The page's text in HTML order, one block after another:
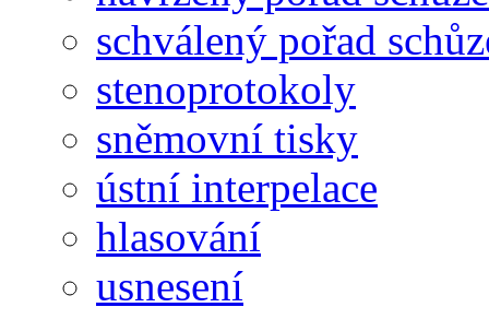
schválený pořad
stenoprotokoly
sněmovní tisky
ústní interpelace
hlasování
usnesení